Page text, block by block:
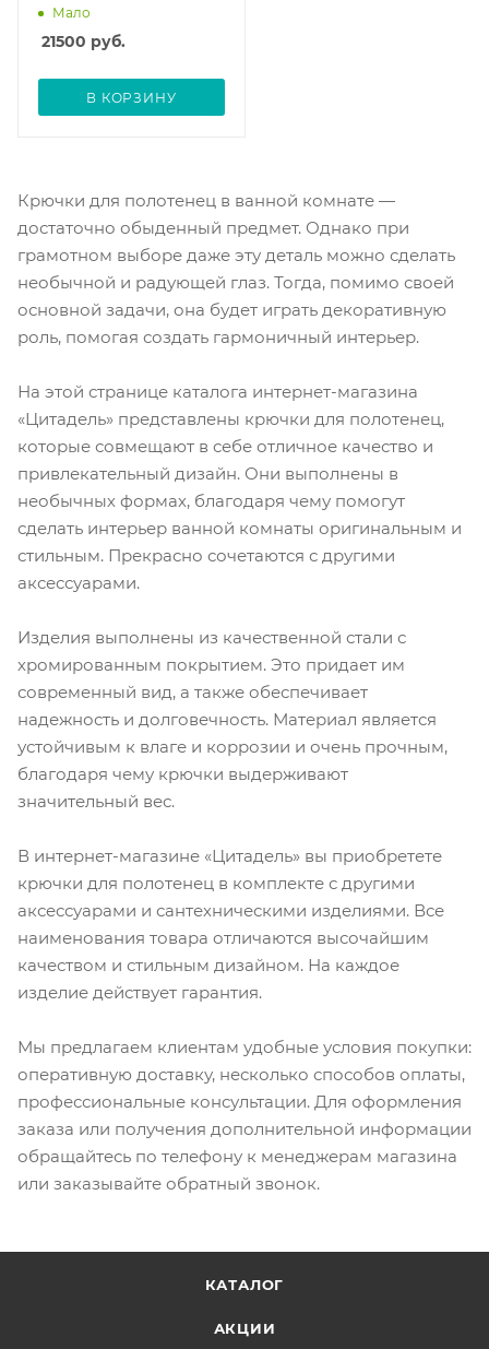
Мало
21500 руб.
В КОРЗИНУ
Крючки для полотенец в ванной комнате —
достаточно обыденный предмет. Однако при
грамотном выборе даже эту деталь можно сделать
необычной и радующей глаз. Тогда, помимо своей
основной задачи, она будет играть декоративную
роль, помогая создать гармоничный интерьер.
На этой странице каталога интернет-магазина
«Цитадель» представлены крючки для полотенец,
которые совмещают в себе отличное качество и
привлекательный дизайн. Они выполнены в
необычных формах, благодаря чему помогут
сделать интерьер ванной комнаты оригинальным и
стильным. Прекрасно сочетаются с другими
аксессуарами.
Изделия выполнены из качественной стали с
хромированным покрытием. Это придает им
современный вид, а также обеспечивает
надежность и долговечность. Материал является
устойчивым к влаге и коррозии и очень прочным,
благодаря чему крючки выдерживают
значительный вес.
В интернет-магазине «Цитадель» вы приобретете
крючки для полотенец в комплекте с другими
аксессуарами и сантехническими изделиями. Все
наименования товара отличаются высочайшим
качеством и стильным дизайном. На каждое
изделие действует гарантия.
Мы предлагаем клиентам удобные условия покупки:
оперативную доставку, несколько способов оплаты,
профессиональные консультации. Для оформления
заказа или получения дополнительной информации
обращайтесь по телефону к менеджерам магазина
или заказывайте обратный звонок.
КАТАЛОГ
АКЦИИ